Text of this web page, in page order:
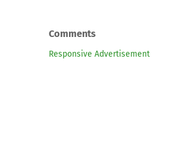
Comments
Responsive Advertisement